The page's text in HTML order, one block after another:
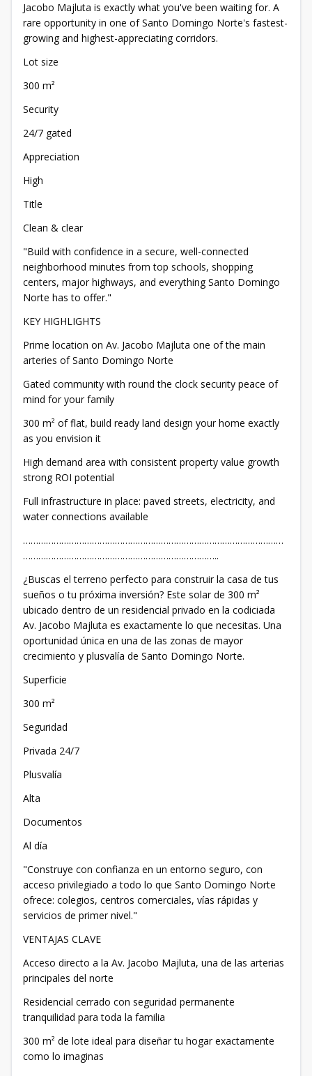
Jacobo Majluta is exactly what you've been waiting for. A
rare opportunity in one of Santo Domingo Norte's fastest-
growing and highest-appreciating corridors.
Lot size
300 m²
Security
24/7 gated
Appreciation
High
Title
Clean & clear
"Build with confidence in a secure, well-connected
neighborhood minutes from top schools, shopping
centers, major highways, and everything Santo Domingo
Norte has to offer."
KEY HIGHLIGHTS
Prime location on Av. Jacobo Majluta one of the main
arteries of Santo Domingo Norte
Gated community with round the clock security peace of
mind for your family
300 m² of flat, build ready land design your home exactly
as you envision it
High demand area with consistent property value growth
strong ROI potential
Full infrastructure in place: paved streets, electricity, and
water connections available
…………………………………………………………………………………………
…………………………………………………………………..
¿Buscas el terreno perfecto para construir la casa de tus
sueños o tu próxima inversión? Este solar de 300 m²
ubicado dentro de un residencial privado en la codiciada
Av. Jacobo Majluta es exactamente lo que necesitas. Una
oportunidad única en una de las zonas de mayor
crecimiento y plusvalía de Santo Domingo Norte.
Superficie
300 m²
Seguridad
Privada 24/7
Plusvalía
Alta
Documentos
Al día
"Construye con confianza en un entorno seguro, con
acceso privilegiado a todo lo que Santo Domingo Norte
ofrece: colegios, centros comerciales, vías rápidas y
servicios de primer nivel."
VENTAJAS CLAVE
Acceso directo a la Av. Jacobo Majluta, una de las arterias
principales del norte
Residencial cerrado con seguridad permanente
tranquilidad para toda la familia
300 m² de lote ideal para diseñar tu hogar exactamente
como lo imaginas